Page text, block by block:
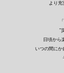
より充
”
日頃から
いつの間にか